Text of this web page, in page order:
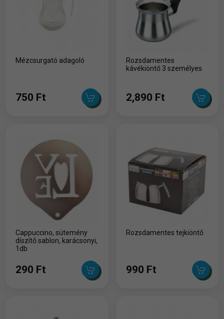
Mézcsurgató adagoló
750 Ft
Rozsdamentes
kávékiöntő 3 személyes
2,890 Ft
Cappuccino, sütemény
díszítő sablon, karácsonyi,
1db
290 Ft
Rozsdamentes tejkiöntő
990 Ft